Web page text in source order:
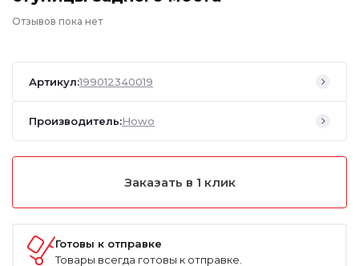
Отзывов пока нет
Артикул:199012340019
Производитель:Howo
Заказать в 1 клик
Готовы к отправке
Товары всегда готовы к отправке.